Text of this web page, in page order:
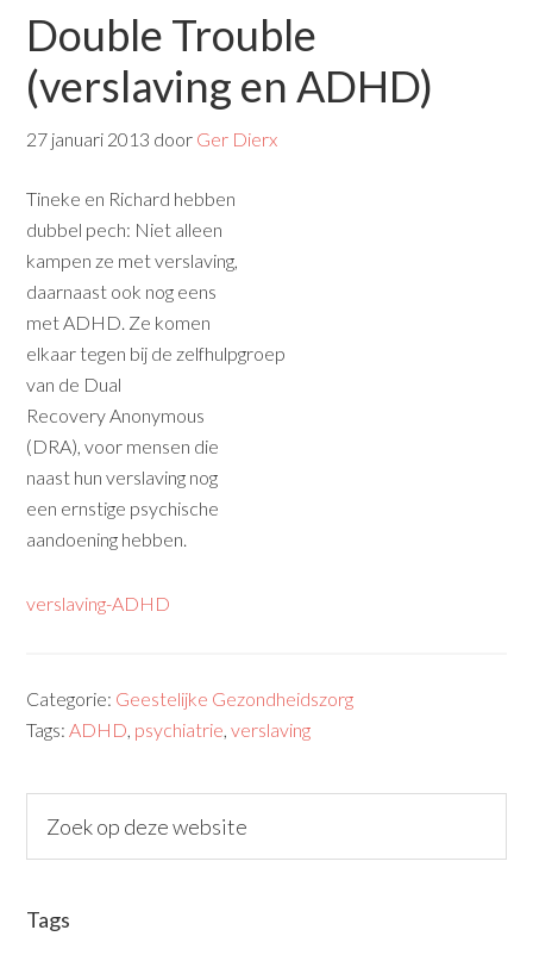
Double Trouble
(verslaving en ADHD)
27 januari 2013 door Ger Dierx
Tineke en Richard hebben
dubbel pech: Niet alleen
kampen ze met verslaving,
daarnaast ook nog eens
met ADHD. Ze komen
elkaar tegen bij de zelfhulpgroep
van de Dual
Recovery Anonymous
(DRA), voor mensen die
naast hun verslaving nog
een ernstige psychische
aandoening hebben.
verslaving-ADHD
Categorie: Geestelijke Gezondheidszorg
Tags:ADHD, psychiatrie,verslaving
Tags